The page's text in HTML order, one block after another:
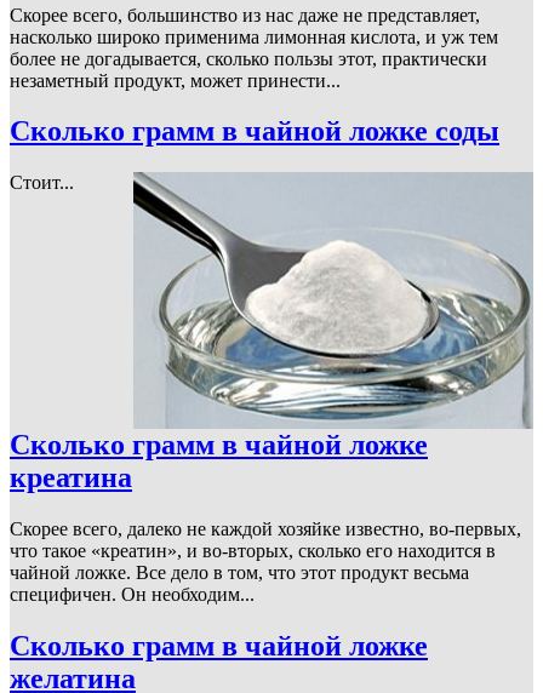
Скорее всего, большинство из нас даже не представляет,
насколько широко применима лимонная кислота, и уж тем
более не догадывается, сколько пользы этот, практически
незаметный продукт, может принести...
Сколько грамм в чайной ложке соды
Стоит...
Сколько грамм в чайной ложке
креатина
Скорее всего, далеко не каждой хозяйке известно, во-первых,
что такое «креатин», и во-вторых, сколько его находится в
чайной ложке. Все дело в том, что этот продукт весьма
специфичен. Он необходим...
Сколько грамм в чайной ложке
желатина